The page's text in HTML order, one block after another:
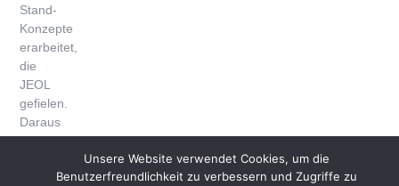
Stand-
Konzepte
erarbeitet,
die
JEOL
gefielen.
Daraus
wurde
Unsere Website verwendet Cookies, um die
Benutzerfreundlichkeit zu verbessern und Zugriffe zu